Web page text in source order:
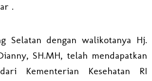
.
Selatan dengan walikotanya Hj.
SH.MH, telah mendapatkan
Kementerian Kesehatan RI